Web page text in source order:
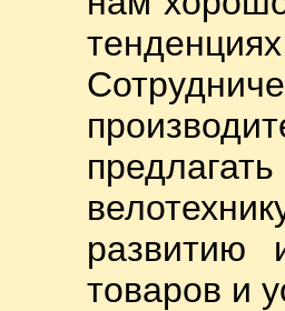
развитию
товаров и